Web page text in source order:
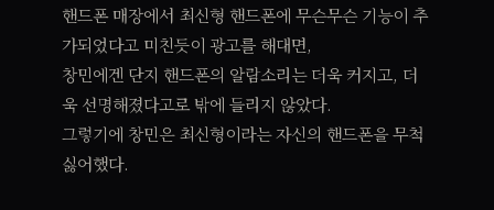
핸드폰 매장에서 최신형 핸드폰에 무슨무슨 기능이 추
가되었다고 미친듯이 광고를 해대면,
창민에겐 단지 핸드폰의 알람소리는 더욱 커지고, 더
욱 선명해졌다고로 밖에 들리지 않았다.
그렇기에 창민은 최신형이라는 자신의 핸드폰을 무척
싫어했다.